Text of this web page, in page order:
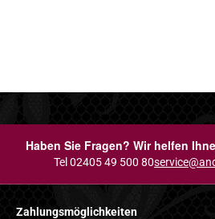
Haben Sie Fragen? Wir helfen
Tel 02405 49 500 80
Zahlungsmöglichkeiten